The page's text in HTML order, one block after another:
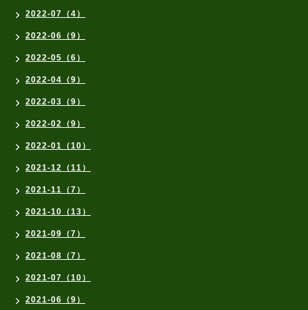
2022-07（4）
2022-06（9）
2022-05（6）
2022-04（9）
2022-03（9）
2022-02（9）
2022-01（10）
2021-12（11）
2021-11（7）
2021-10（13）
2021-09（7）
2021-08（7）
2021-07（10）
2021-06（9）